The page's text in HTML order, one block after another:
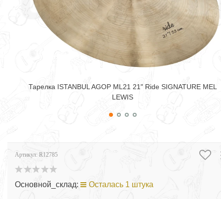
Тарелка ISTANBUL AGOP ML21 21" Ride SIGNATURE MEL
LEWIS
Артикул: R12785
Основной_склад: Осталась 1 штука